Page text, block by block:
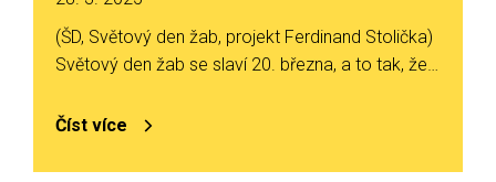
(ŠD, Světový den žab, projekt Ferdinand Stolička)
Světový den žab se slaví 20. března, a to tak, že…
Číst více